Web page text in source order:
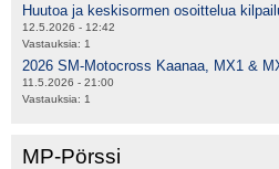
Huutoa ja keskisormen osoittelua
12.5.2026 - 12:42
Vastauksia: 1
2026 SM-Motocross Kaanaa, MX1 &
11.5.2026 - 21:00
Vastauksia: 1
MP-Pörssi